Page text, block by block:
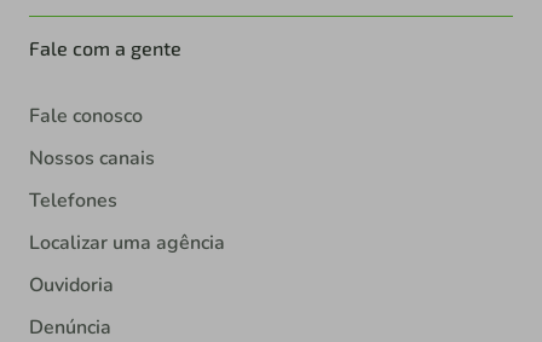
Fale com a gente
Fale conosco
Nossos canais
Telefones
Localizar uma agência
Ouvidoria
Denúncia